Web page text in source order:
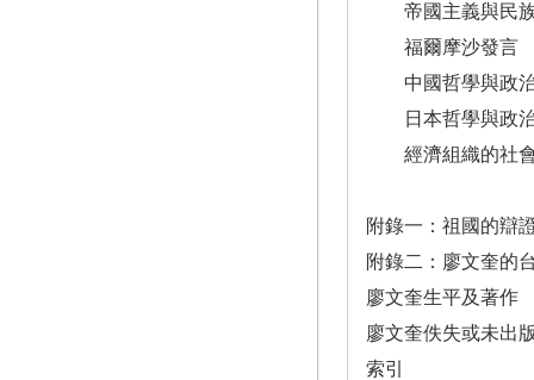
帝國主義與民族
福爾摩沙發言
中國哲學與政治
日本哲學與政
經濟組織的社
附錄一：祖國的辯
附錄二：廖文奎的
廖文奎生平及著作
廖文奎佚失或未出
索引